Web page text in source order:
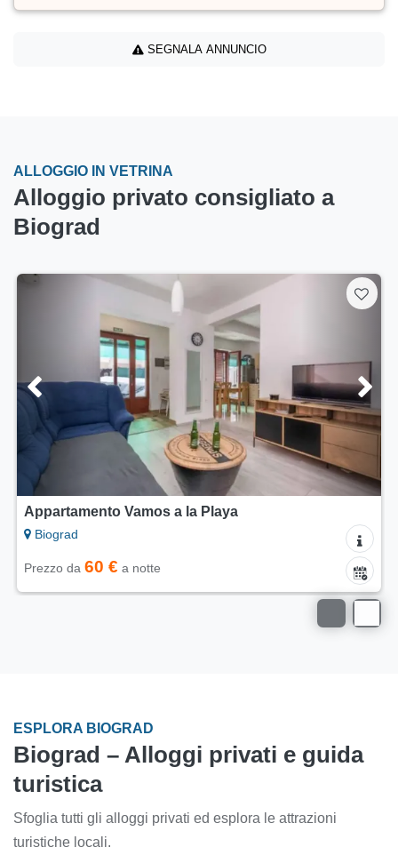
SEGNALA ANNUNCIO
ALLOGGIO IN VETRINA
Alloggio privato consigliato a
Biograd
Casa mobile Blue Wave
Biograd
Prezzo da 65 € a notte
ESPLORA BIOGRAD
Biograd – Alloggi privati e guida
turistica
Sfoglia tutti gli alloggi privati ed esplora le attrazioni
turistiche locali.